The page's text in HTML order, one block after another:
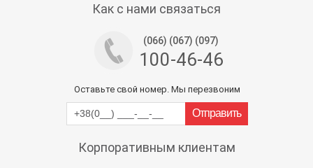
Как с нами связаться
(066) (067) (097)
100-46-46
Оставьте свой номер. Мы перезвоним
Корпоративным клиентам